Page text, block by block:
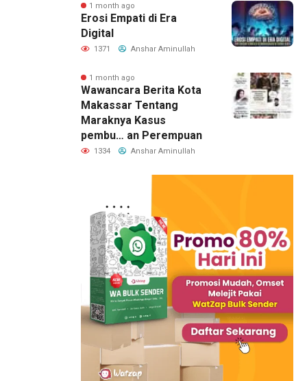
1 month ago
Erosi Empati di Era
Digital
1371 Anshar Aminullah
1 month ago
Wawancara Berita Kota
Makassar Tentang
Maraknya Kasus
pembu… an Perempuan
1334 Anshar Aminullah